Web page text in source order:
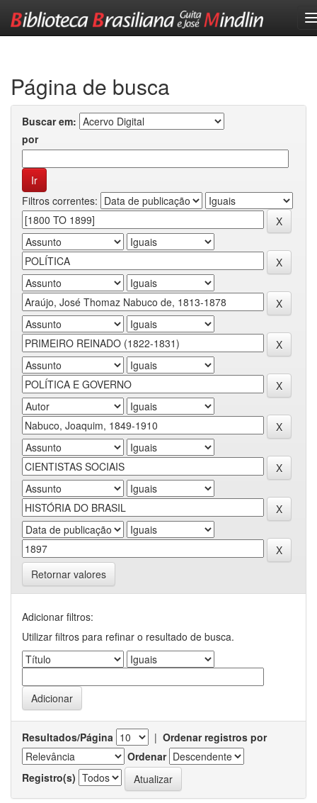
Página de busca
Buscar em:
por
Filtros correntes:
Retornar valores
Adicionar filtros:
Utilizar filtros para refinar o resultado de busca.
Resultados/Página | Ordenar registros por
Ordenar
Registro(s)